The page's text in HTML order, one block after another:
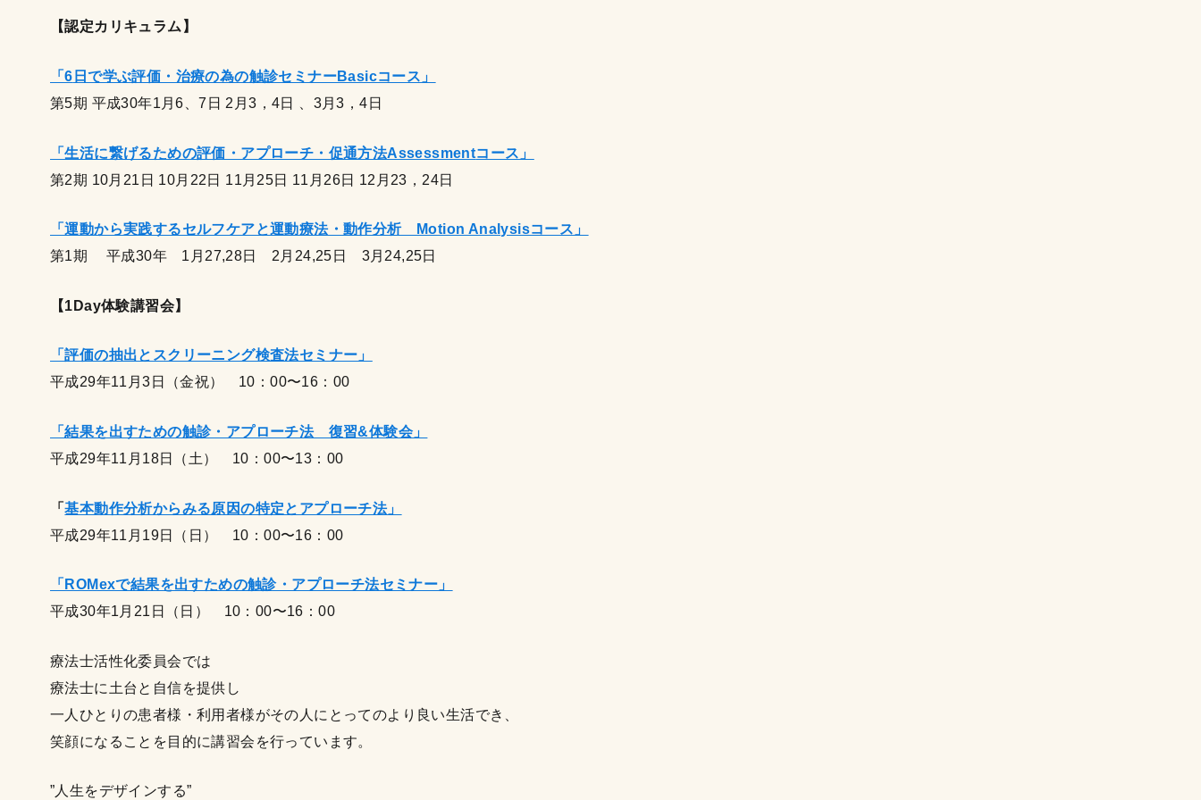
【認定カリキュラム】
「6 日で学ぶ評価・治療の為の触診セミナーBasicコース」
第5期 平成30年1月6、7日 2月3，4日 、3月3，4日
「生活に繋げるための評価・アプローチ・促通方法Assessmentコース」
第2期 10月21日 10月22日 11月25日 11月26日 12月23，24日
「運動から実践するセルフケアと運動療法・動作分析 Motion Analysisコース」
第1期 平成30年 1月27,28日 2月24,25日 3月24,25日
【1Day体験講習会】
「評価の抽出とスクリーニング検査法セミナー」
平成29年11月3日（金祝） 10：00〜16：00
「結果を出すための触診・アプローチ法 復習&体験会」
平成29年11月18日（土） 10：00〜13：00
「基本動作分析からみる原因の特定とアプローチ法」
平成29年11月19日（日） 10：00〜16：00
「ROMexで結果を出すための触診・アプローチ法セミナー」
平成30年1月21日（日） 10：00〜16：00
療法士活性化委員会では
療法士に土台と自信を提供し
一人ひとりの患者様・利用者様がその人にとってのより良い生活でき、
笑顔になることを目的に講習会を行っています。
”人生をデザインする”